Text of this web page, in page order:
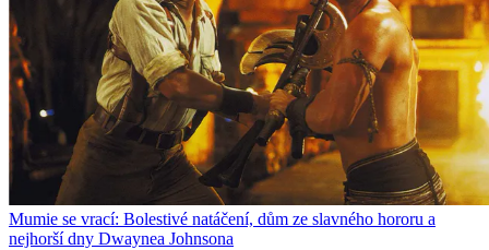
Mumie se vrací: Bolestivé natáčení, dům ze slavného hororu a
nejhorší dny Dwaynea Johnsona